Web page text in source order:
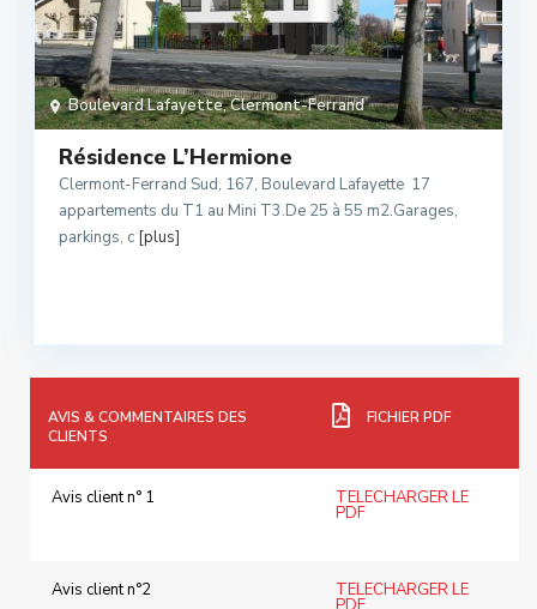
Boulevard Lafayette,Clermont-Ferrand
Résidence L’Hermione
Clermont-Ferrand Sud, 167, Boulevard Lafayette 17
appartements du T1 au Mini T3.De 25 à 55 m2.Garages,
parkings, c [plus]
AVIS & COMMENTAIRES DES
CLIENTS
FICHIER PDF
Avis client n° 1 TELECHARGER LE
PDF
Avis client n°2 TELECHARGER LE